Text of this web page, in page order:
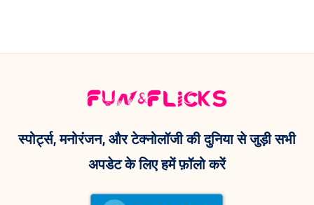
इस
वेब
सीरीज़!
के
स्पोर्ट्स, मनोरंजन, और टेक्नोलॉजी की दुनिया से जुड़ी सभी
अपडेट के लिए हमें फ़ॉलो करें